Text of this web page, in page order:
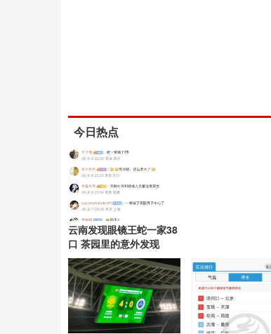
今日热点
云南发现眼镜王蛇一家38
口 茶园里的意外发现